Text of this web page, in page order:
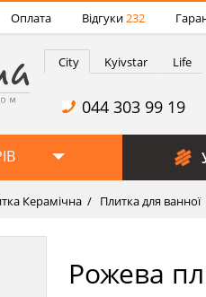
Оплата Відгуки232
City Kyivstar Life
044 303 99 19
Керамічна Плитка для ванної
Рожева